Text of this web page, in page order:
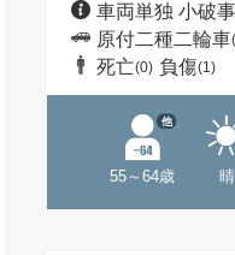
車両単独 小破
原付二種二輪車
死亡(0) 負傷(1)
55～64歳
他
晴